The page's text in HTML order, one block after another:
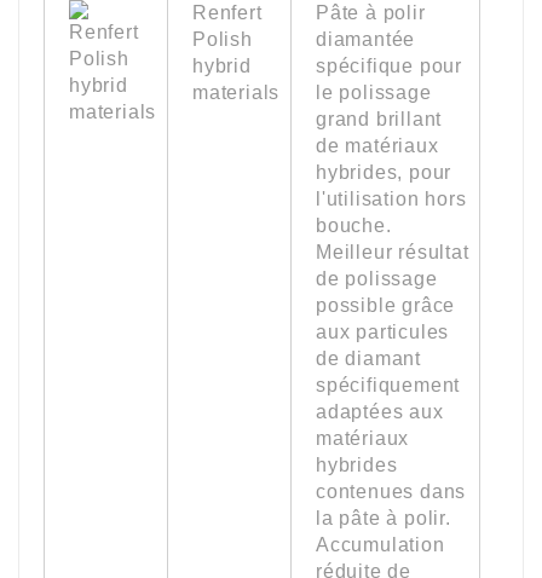
Renfert
Polish
hybrid
materials
Pâte à polir
diamantée
spécifique pour
le polissage
grand brillant
de matériaux
hybrides, pour
l'utilisation hors
bouche.
Meilleur résultat
de polissage
possible grâce
aux particules
de diamant
spécifiquement
adaptées aux
matériaux
hybrides
contenues dans
la pâte à polir.
Accumulation
réduite de